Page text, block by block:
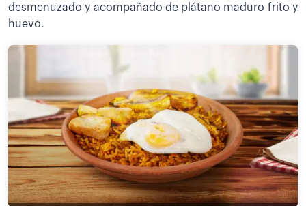
desmenuzado y acompañado de plátano maduro frito y
huevo.